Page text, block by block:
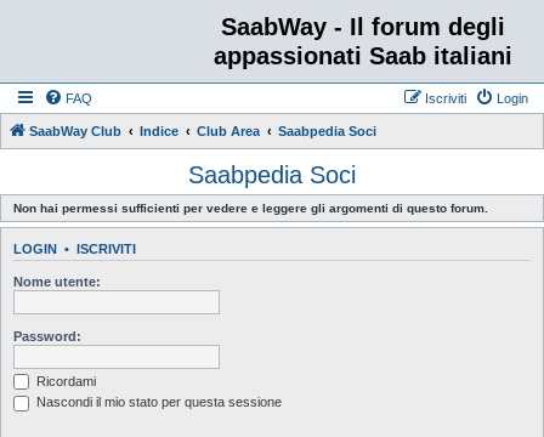
SaabWay - Il forum degli
appassionati Saab italiani
FAQ Login
Iscriviti
SaabWay Club Indice Club Area Saabpedia Soci
Saabpedia Soci
Non hai permessi sufficienti per vedere e leggere gli argomenti di questo forum.
LOGIN • ISCRIVITI
Nome utente:
Password:
Ricordami
Nascondi il mio stato per questa sessione